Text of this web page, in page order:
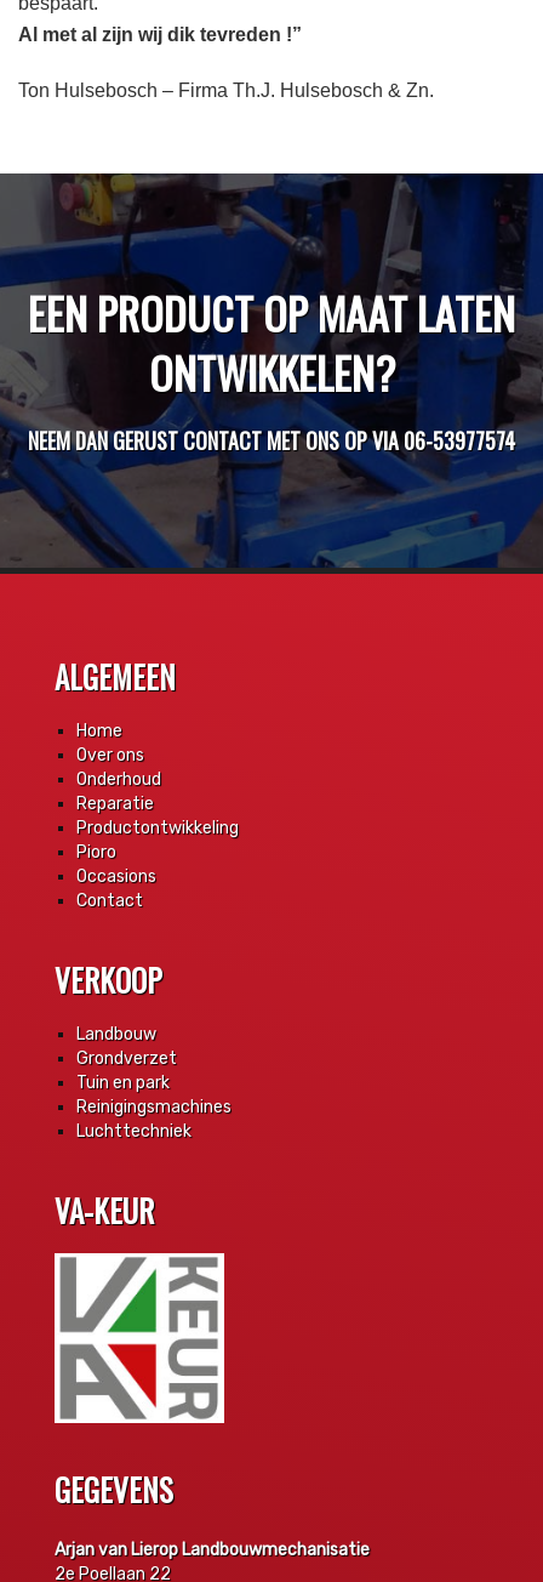
Al met al zijn wij dik tevreden !”
Ton Hulsebosch – Firma Th.J. Hulsebosch & Zn.
EEN PRODUCT OP MAAT LATEN
ONTWIKKELEN?
NEEM DAN GERUST CONTACT MET ONS OP VIA 06-53977574
ALGEMEEN
Home
Over ons
Onderhoud
Reparatie
Productontwikkeling
Pioro
Occasions
Contact
VERKOOP
Landbouw
Grondverzet
Tuin en park
Reinigingsmachines
Luchttechniek
VA-KEUR
GEGEVENS
Arjan van Lierop Landbouwmechanisatie
2e Poellaan 22